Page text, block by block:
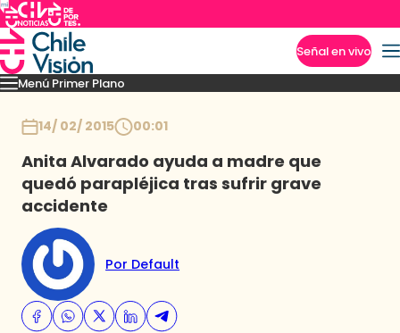
Señal en vivo
Menú Primer Plano
Capítulos Momentos Podcast Novedades
14/ 02/ 2015 00:01
Anita Alvarado ayuda a madre que
quedó parapléjica tras sufrir grave
accidente
Por Default
Imperdibles